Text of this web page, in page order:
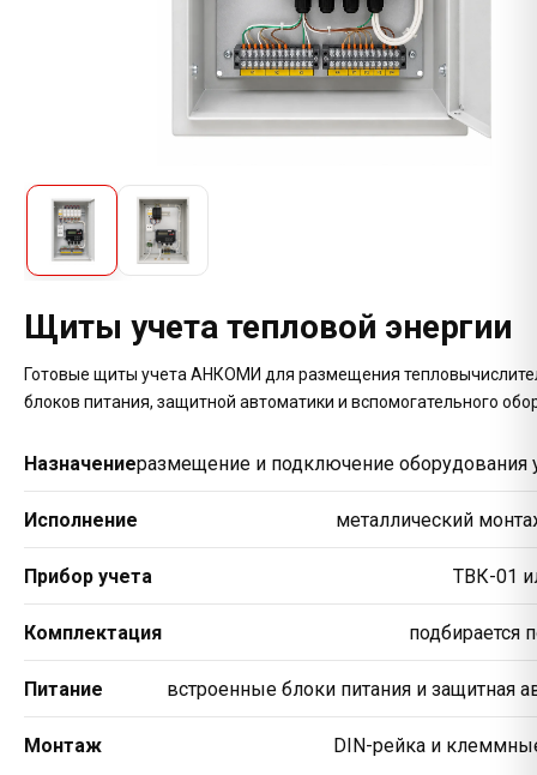
Щиты учета тепловой энергии
Готовые щиты учета АНКОМИ для размещения
блоков питания, защитной автоматики и вспомогательного
Назначениеразмещение и подключение оборудования
Исполнение металлический
Прибор учета ТВК-01
Комплектация подбирается
Питание встроенные блоки питания и защитная
Монтаж DIN-рейка и
персональных данных
Модель прибора
Комментарий
Отправить запрос
Нажимая на кнопку, вы соглашаетесь на обработку
персональных данных
Модель прибора
Номер прибора
Предположительная неисправность
Проблема